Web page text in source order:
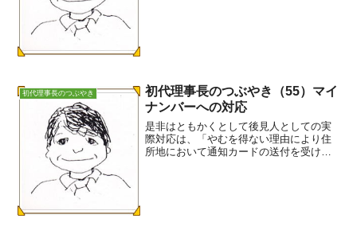
初代理事長のつぶやき
初代理事長のつぶやき（55）マイ
ナンバーへの対応
是非はともかくとして後見人としての実
際対応は、「やむを得ない理由により住
所地において通知カードの送付を受ける